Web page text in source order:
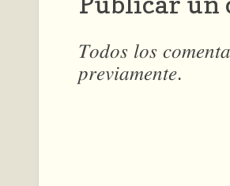
𝑇𝑜𝑑𝑜𝑠 𝑙𝑜𝑠
𝑝𝑟𝑒𝑣𝑖𝑎𝑚𝑒𝑛𝑡𝑒.